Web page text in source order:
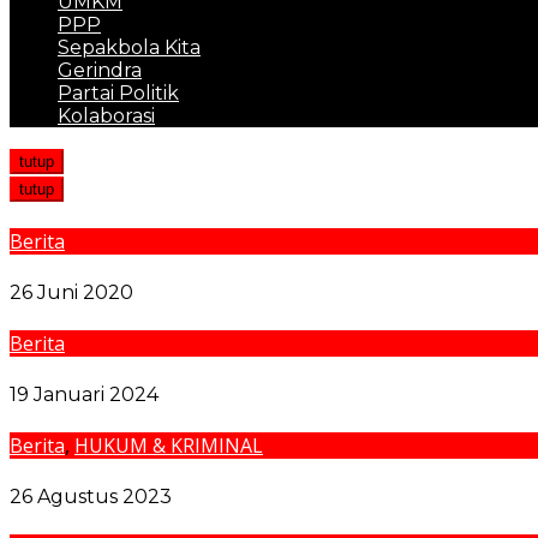
PPP
Sepakbola Kita
Gerindra
Partai Politik
Kolaborasi
tutup
tutup
Berita
26 Juni 2020
Berita
19 Januari 2024
Berita, HUKUM & KRIMINAL
26 Agustus 2023